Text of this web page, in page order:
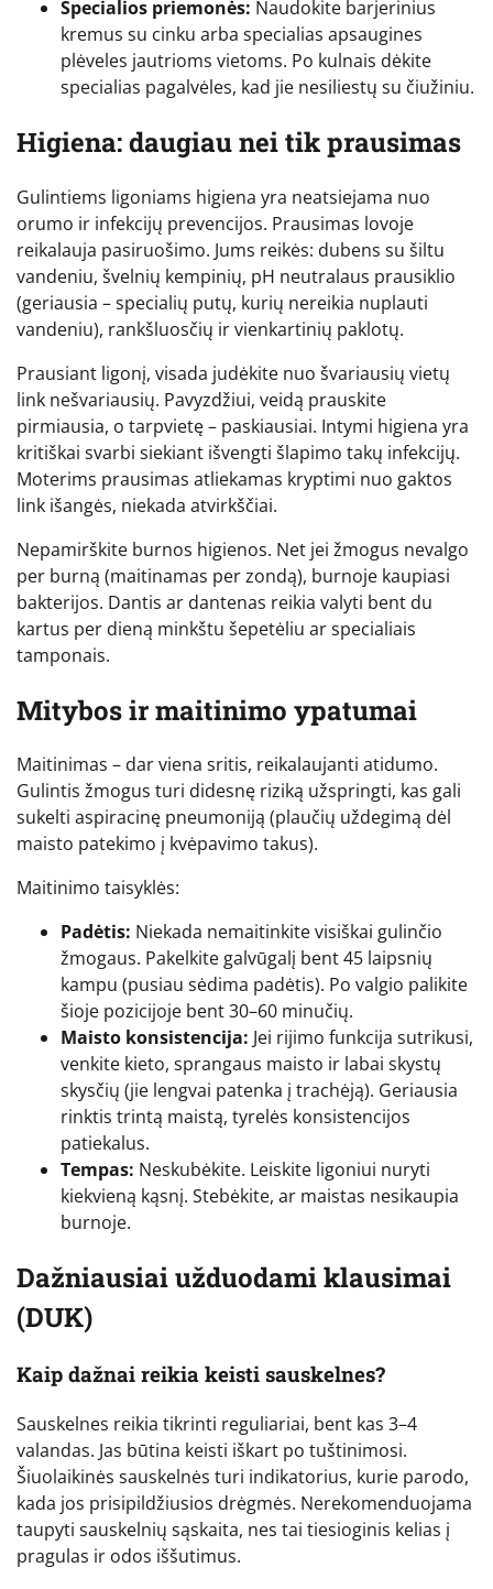
Specialios priemonės: Naudokite barjerinius
kremus su cinku arba specialias apsaugines
plėveles jautrioms vietoms. Po kulnais dėkite
specialias pagalvėles, kad jie nesiliestų su čiužiniu.
Higiena: daugiau nei tik prausimas
Gulintiems ligoniams higiena yra neatsiejama nuo
orumo ir infekcijų prevencijos. Prausimas lovoje
reikalauja pasiruošimo. Jums reikės: dubens su šiltu
vandeniu, švelnių kempinių, pH neutralaus prausiklio
(geriausia – specialių putų, kurių nereikia nuplauti
vandeniu), rankšluosčių ir vienkartinių paklotų.
Prausiant ligonį, visada judėkite nuo švariausių vietų
link nešvariausių. Pavyzdžiui, veidą prauskite
pirmiausia, o tarpvietę – paskiausiai. Intymi higiena yra
kritiškai svarbi siekiant išvengti šlapimo takų infekcijų.
Moterims prausimas atliekamas kryptimi nuo gaktos
link išangės, niekada atvirkščiai.
Nepamirškite burnos higienos. Net jei žmogus nevalgo
per burną (maitinamas per zondą), burnoje kaupiasi
bakterijos. Dantis ar dantenas reikia valyti bent du
kartus per dieną minkštu šepetėliu ar specialiais
tamponais.
Mitybos ir maitinimo ypatumai
Maitinimas – dar viena sritis, reikalaujanti atidumo.
Gulintis žmogus turi didesnę riziką užspringti, kas gali
sukelti aspiracinę pneumoniją (plaučių uždegimą dėl
maisto patekimo į kvėpavimo takus).
Maitinimo taisyklės:
Padėtis: Niekada nemaitinkite visiškai gulinčio
žmogaus. Pakelkite galvūgalį bent 45 laipsnių
kampu (pusiau sėdima padėtis). Po valgio palikite
šioje pozicijoje bent 30–60 minučių.
Maisto konsistencija: Jei rijimo funkcija sutrikusi,
venkite kieto, sprangaus maisto ir labai skystų
skysčių (jie lengvai patenka į trachėją). Geriausia
rinktis trintą maistą, tyrelės konsistencijos
patiekalus.
Tempas: Neskubėkite. Leiskite ligoniui nuryti
kiekvieną kąsnį. Stebėkite, ar maistas nesikaupia
burnoje.
Dažniausiai užduodami klausimai
(DUK)
Kaip dažnai reikia keisti sauskelnes?
Sauskelnes reikia tikrinti reguliariai, bent kas 3–4
valandas. Jas būtina keisti iškart po tuštinimosi.
Šiuolaikinės sauskelnės turi indikatorius, kurie parodo,
kada jos prisipildžiusios drėgmės. Nerekomenduojama
taupyti sauskelnių sąskaita, nes tai tiesioginis kelias į
pragulas ir odos iššutimus.